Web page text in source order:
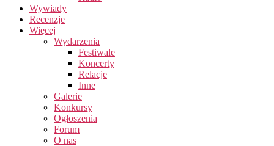
Wywiady
Recenzje
Więcej
Wydarzenia
Festiwale
Koncerty
Relacje
Inne
Galerie
Konkursy
Ogłoszenia
Forum
O nas